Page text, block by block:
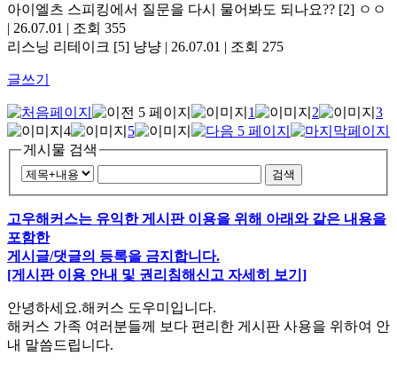
아이엘츠 스피킹에서 질문을 다시 물어봐도 되나요?? [2] ㅇㅇ
| 26.07.01 | 조회 355
리스닝 리테이크 [5] 냥냥 | 26.07.01 | 조회 275
글쓰기
1 2
3
4
5
게시물 검색
검색
고우해커스는 유익한 게시판 이용을 위해 아래와 같은 내용을
포함한
게시글/댓글의 등록을 금지합니다.
[게시판 이용 안내 및 권리침해신고 자세히 보기]
안녕하세요.해커스 도우미입니다.
해커스 가족 여러분들께 보다 편리한 게시판 사용을 위하여 안
내 말씀드립니다.